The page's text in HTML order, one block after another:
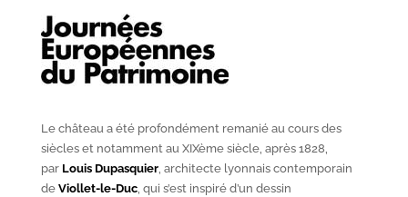
Le château a été profondément remanié au cours des
siècles et notamment au XIXèmesiècle, après 1828,
par Louis Dupasquier, architecte lyonnais contemporain
de Viollet-le-Duc, qui s’est inspiré d’un dessin